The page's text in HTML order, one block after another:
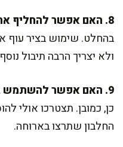
8. האם אפשר להחליף את המים בציר?
בהחלט. שימוש בציר עוף
ולא יצריך הרבה תיבול
9. האם אפשר להשתמש בשוקיים בלבד?
כן, כמובן. תצטרכו אולי
החלבון שתרצו בארוחה.